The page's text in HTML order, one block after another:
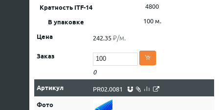
4800
100 м.
242.35 ₽/м.
0
PR02.0081